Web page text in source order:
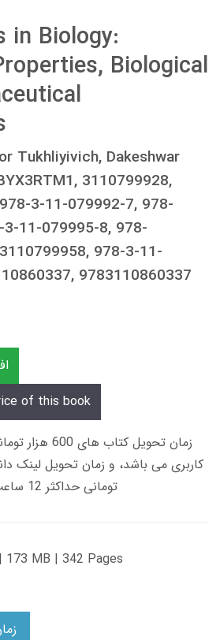
in Biology:
Biological
Tukhliyivich, Dakeshwar
3110799928,
3-11-079992-7, 978-
11-079995-8, 978-
978-3-11-
9783110860337
of this book
زمان تحویل
تومانی حداکثر 12 ساعت از طریق پیامک/ایمیل
173 MB | 342 Pages